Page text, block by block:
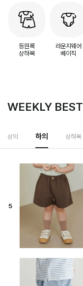
등원룩
상하복
라운지웨어
베이직
WEEKLY BEST
상의 하의 상하복